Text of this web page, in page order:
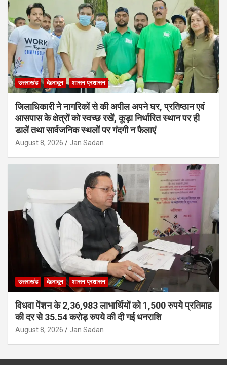
उत्तराखंड देहरादून शासन प्रशासन
जिलाधिकारी ने नागरिकों से की अपील अपने घर, प्रतिष्ठान एवं
आसपास के क्षेत्रों को स्वच्छ रखें, कूड़ा निर्धारित स्थान पर ही
डालें तथा सार्वजनिक स्थलों पर गंदगी न फैलाएं
August 8, 2026 Jan Sadan
उत्तराखंड देहरादून शासन प्रशासन
विधवा पेंशन के 2,36,983 लाभार्थियों को 1,500 रुपये प्रतिमाह
की दर से 35.54 करोड़ रुपये की दी गई धनराशि
August 8, 2026 Jan Sadan